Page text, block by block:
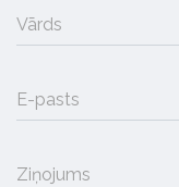
Vārds
E-pasts
Ziņojums